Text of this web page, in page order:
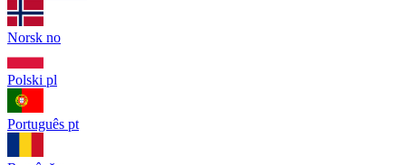
Norsk no
Polski pl
Português pt